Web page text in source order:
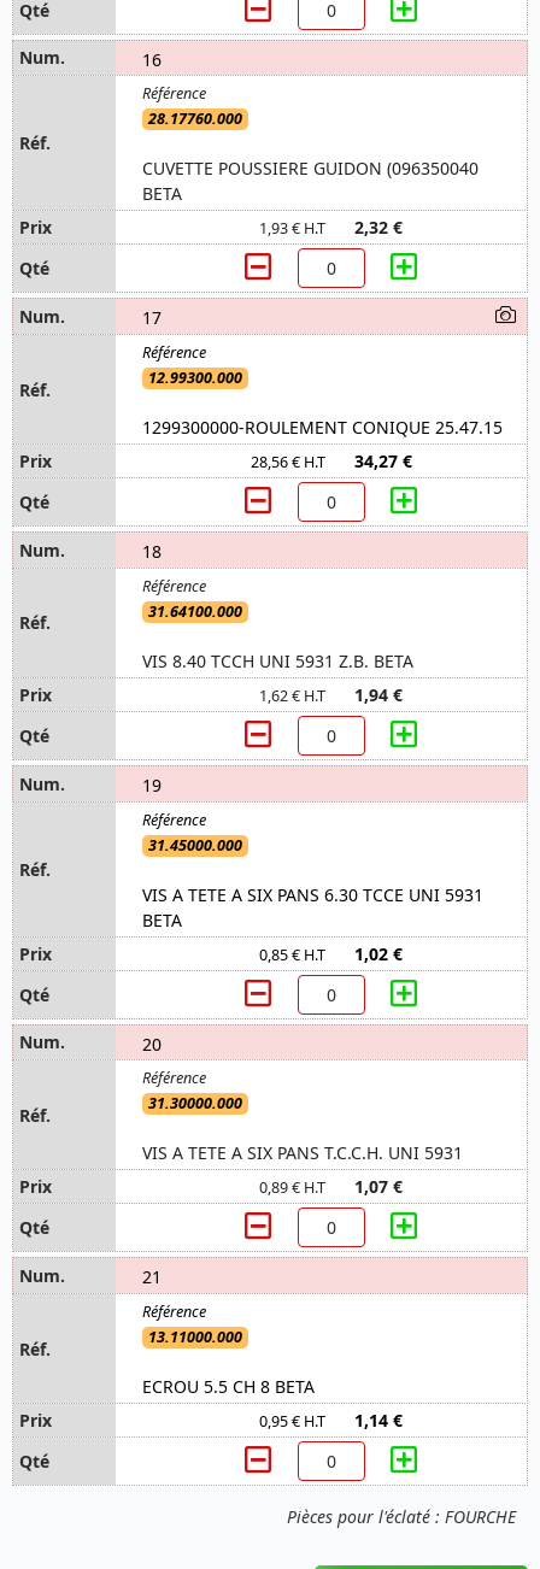
Pièces pour l'éclaté : FOURCHE
16
28.17760.000
CUVETTE POUSSIERE GUIDON (096350040
BETA
1,93 € H.T 2,32 €
17
12.99300.000
1299300000-ROULEMENT CONIQUE 25.47.15
28,56 € H.T 34,27 €
18
31.64100.000
VIS 8.40 TCCH UNI 5931 Z.B. BETA
1,62 € H.T 1,94 €
19
31.45000.000
VIS A TETE A SIX PANS 6.30 TCCE UNI 5931
BETA
0,85 € H.T 1,02 €
20
31.30000.000
VIS A TETE A SIX PANS T.C.C.H. UNI 5931
0,89 € H.T 1,07 €
21
13.11000.000
ECROU 5.5 CH 8 BETA
0,95 € H.T 1,14 €